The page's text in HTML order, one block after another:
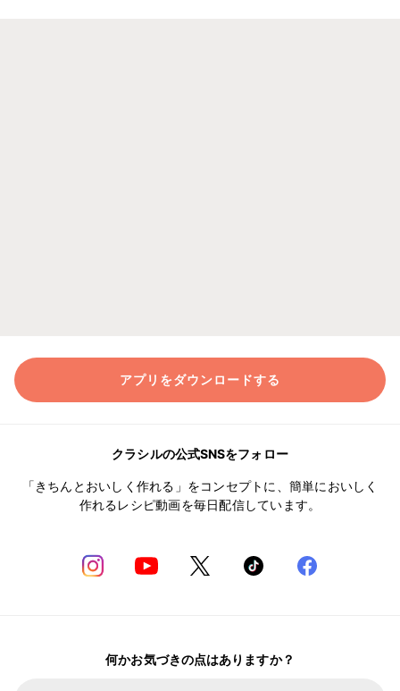
アプリをダウンロードする
クラシルの公式SNSをフォロー
「きちんとおいしく作れる」をコンセプトに、簡単においしく
作れるレシピ動画を毎日配信しています。
何かお気づきの点はありますか？